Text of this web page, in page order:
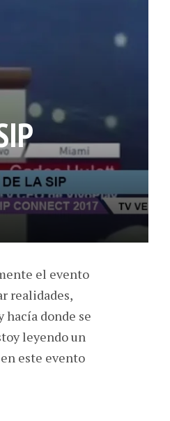
el evento
realidades,
hacía donde se
leyendo un
este evento